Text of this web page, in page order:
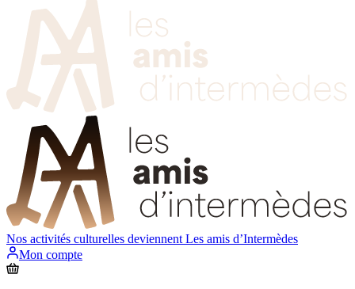
Nos activités culturelles deviennent Les amis d’Intermèdes
Mon compte